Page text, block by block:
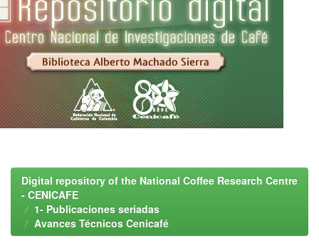
Digital repository of the National Coffee Research Centre
- CENICAFE
1- Publicaciones seriadas
Avances Técnicos Cenicafé